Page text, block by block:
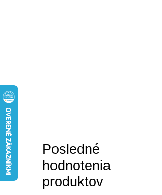
lPosledné
hodnotenia
produktov